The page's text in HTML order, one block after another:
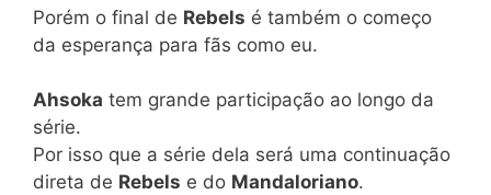
Porém o final de Rebels é também o começo
da esperança para fãs como eu.
Ahsoka tem grande participação ao longo da
série.
Por isso que a série dela será uma continuação
direta de Rebels e do Mandaloriano.